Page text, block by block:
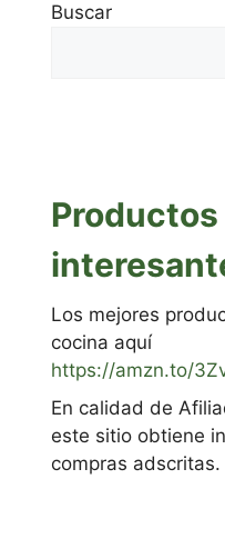
Buscar
Productos
Los mejores
cocina aquí
https://amzn.to/
En calidad de
este sitio obtiene
compras adscritas.